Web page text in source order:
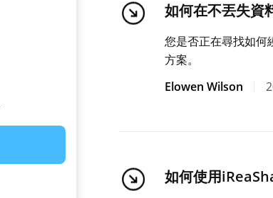
如何在不丟失資
您是否正在尋找如何
方案。
Elowen Wilson
如何使用